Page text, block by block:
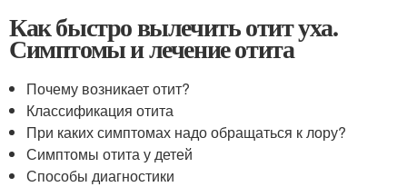
Как быстро вылечить отит уха.
Симптомы и лечение отита
Почему возникает отит?
Классификация отита
При каких симптомах надо обращаться к лору?
Симптомы отита у детей
Способы диагностики